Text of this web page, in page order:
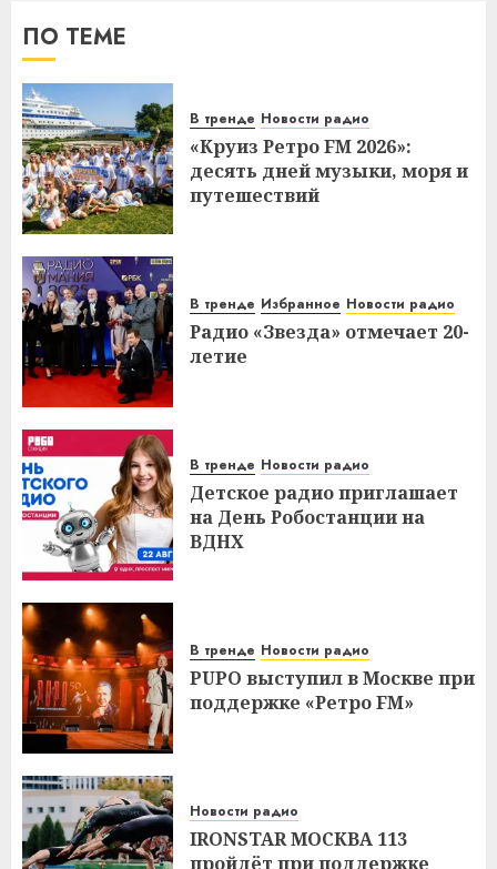
ПО ТЕМЕ
В тренде Новости радио
«Круиз Ретро FM 2026»:
десять дней музыки, моря и
путешествий
В тренде Избранное Новости радио
Радио «Звезда» отмечает 20-
летие
В тренде Новости радио
Детское радио приглашает
на День Робостанции на
ВДНХ
В тренде Новости радио
PUPO выступил в Москве при
поддержке «Ретро FM»
Новости радио
IRONSTAR МОСКВА 113
пройдёт при поддержке